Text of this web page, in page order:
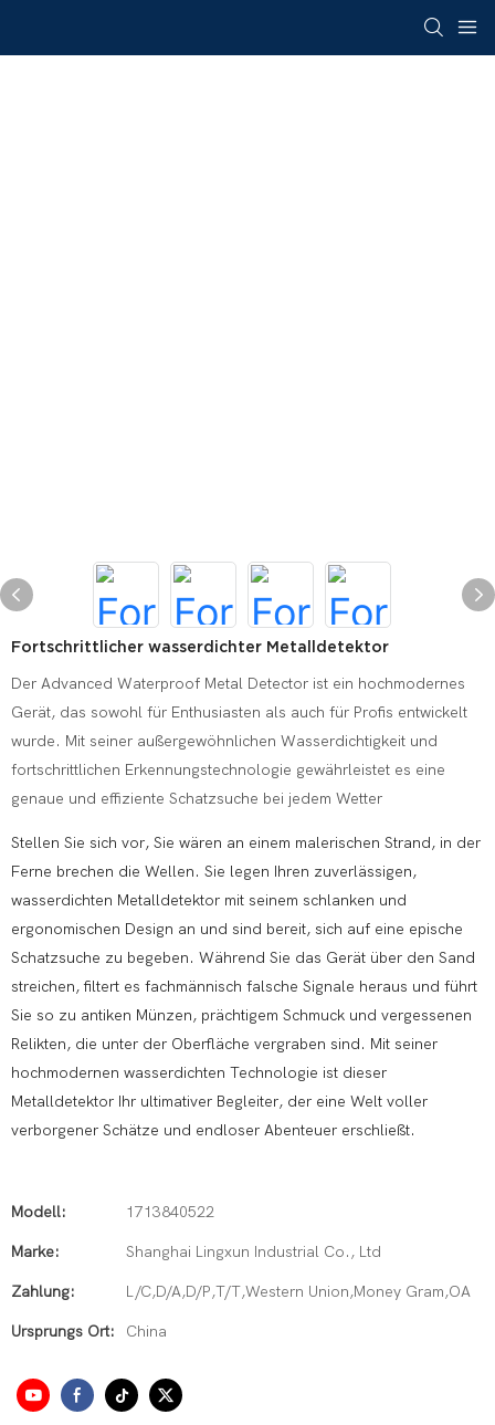
Fortschrittlicher wasserdichter Metalldetektor
Der Advanced Waterproof Metal Detector ist ein hochmodernes
Gerät, das sowohl für Enthusiasten als auch für Profis entwickelt
wurde. Mit seiner außergewöhnlichen Wasserdichtigkeit und
fortschrittlichen Erkennungstechnologie gewährleistet es eine
genaue und effiziente Schatzsuche bei jedem Wetter
Stellen Sie sich vor, Sie wären an einem malerischen Strand, in der
Ferne brechen die Wellen. Sie legen Ihren zuverlässigen,
wasserdichten Metalldetektor mit seinem schlanken und
ergonomischen Design an und sind bereit, sich auf eine epische
Schatzsuche zu begeben. Während Sie das Gerät über den Sand
streichen, filtert es fachmännisch falsche Signale heraus und führt
Sie so zu antiken Münzen, prächtigem Schmuck und vergessenen
Relikten, die unter der Oberfläche vergraben sind. Mit seiner
hochmodernen wasserdichten Technologie ist dieser
Metalldetektor Ihr ultimativer Begleiter, der eine Welt voller
verborgener Schätze und endloser Abenteuer erschließt.
Modell: 1713840522
Marke: Shanghai Lingxun Industrial Co., Ltd
Zahlung: L/C,D/A,D/P,T/T,Western Union,Money Gram,OA
Ursprungs Ort: China